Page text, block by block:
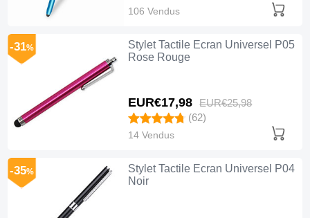
106 Vendus
Stylet Tactile Ecran Universel P05
Rose Rouge
EUR€17,98 EUR€25,98
-31%
(62)
14 Vendus
Stylet Tactile Ecran Universel P04
Noir
-35%